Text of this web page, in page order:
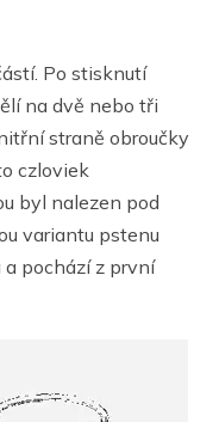
Po stisknutí
na dvě nebo tři
straně obroučky
czloviek
byl nalezen pod
variantu pstenu
a pochází z první